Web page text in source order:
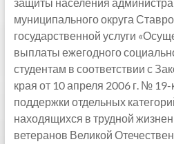
муниципального округа
государственной услуги
выплаты ежегодного
студентам в соответствии с
края от 10 апреля 2006 г. №
поддержки отдельных
находящихся в трудной
ветеранов Великой